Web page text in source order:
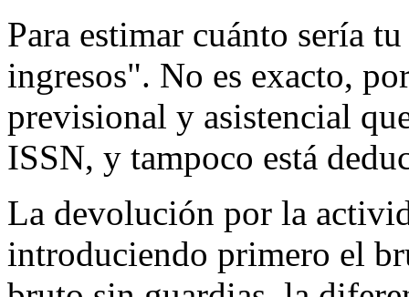
Para estimar cuánto sería
ingresos". No es exacto,
previsional y asistencial
ISSN, y tampoco está
La devolución por la
introduciendo primero el